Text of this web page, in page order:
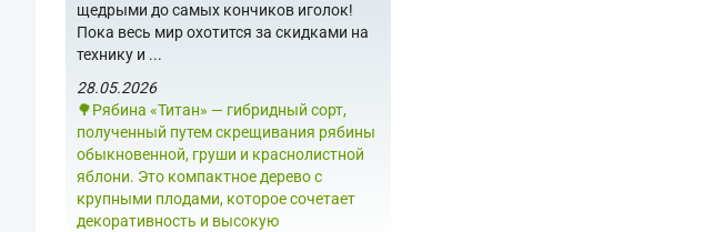
щедрыми до самых кончиков иголок!
Пока весь мир охотится за скидками на
технику и ...
28.05.2026
🌳Рябина «Титан» — гибридный сорт,
полученный путем скрещивания рябины
обыкновенной, груши и краснолистной
яблони. Это компактное дерево с
крупными плодами, которое сочетает
декоративность и высокую